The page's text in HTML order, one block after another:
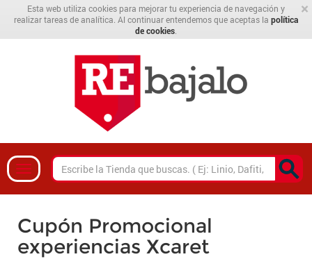
×
Esta web utiliza cookies para mejorar tu experiencia de navegación y
realizar tareas de analítica. Al continuar entendemos que aceptas la política
de cookies
Cupón Promocional
experiencias Xcaret